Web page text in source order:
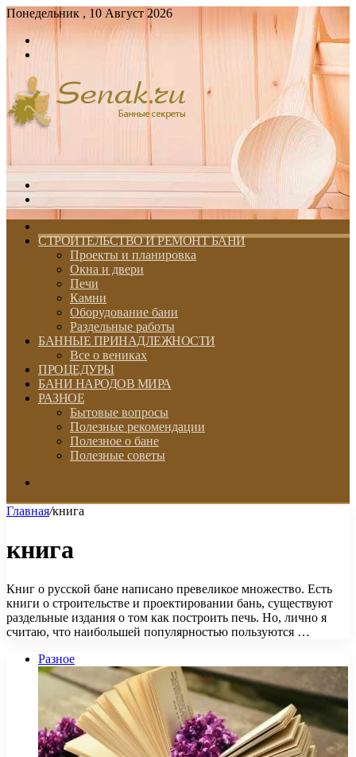
Понедельник , 10 Август 2026
Войти
skin
СТРОИТЕЛЬСТВО И РЕМОНТ БАНИ
Проекты и планировка
Окна и двери
Печи
Камни
Оборудование бани
Раздельные работы
БАННЫЕ ПРИНАДЛЕЖНОСТИ
Все о вениках
ПРОЦЕДУРЫ
БАНИ НАРОДОВ МИРА
РАЗНОЕ
Бытовые вопросы
Полезные рекомендации
Полезное о бане
Полезные советы
Главная/книга
книга
Книг о русской бане написано превеликое множество. Есть
книги о строительстве и проектировании бань, существуют
раздельные издания о том как построить печь. Но, лично я
считаю, что наибольшей популярностью пользуются …
Разное